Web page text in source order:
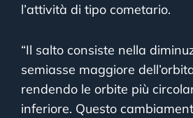
l’attività di tipo cometario.
“Il salto consiste nella
semiasse maggiore
rendendo le orbite più
inferiore. Questo